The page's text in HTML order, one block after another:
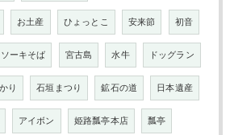
お土産 ひょっとこ 安来節 初音
ソーキそば 宮古島 水牛 ドッグラン
り 石垣まつり 鉱石の道 日本遺産
アイボン 姫路瓢亭本店 瓢亭